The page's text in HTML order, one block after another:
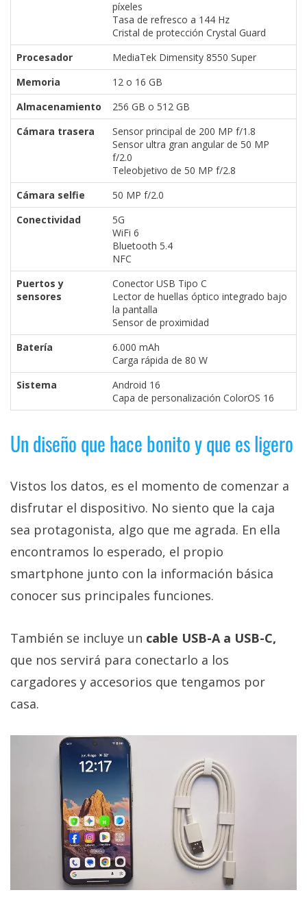
píxeles
Tasa de refresco a 144 Hz
Cristal de protección Crystal Guard
Procesador
MediaTek Dimensity 8550 Super
Memoria
12 o 16 GB
Almacenamiento
256 GB o 512 GB
Cámara trasera
Sensor principal de 200 MP f/1.8
Sensor ultra gran angular de 50 MP
f/2.0
Teleobjetivo de 50 MP f/2.8
Cámara selfie
50 MP f/2.0
Conectividad
5G
WiFi 6
Bluetooth 5.4
NFC
Puertos y
sensores
Conector USB Tipo C
Lector de huellas óptico integrado bajo
la pantalla
Sensor de proximidad
Batería
6.000 mAh
Carga rápida de 80 W
Sistema
Android 16
Capa de personalización ColorOS 16
Un diseño que hace bonito y que es ligero
Vistos los datos, es el momento de comenzar a
disfrutar el dispositivo. No siento que la caja
sea protagonista, algo que me agrada. En ella
encontramos lo esperado, el propio
smartphone junto con la información básica
conocer sus principales funciones.
También se incluye un cable USB-A a USB-C,
que nos servirá para conectarlo a los
cargadores y accesorios que tengamos por
casa.